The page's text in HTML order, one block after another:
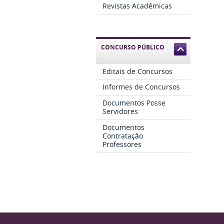
Revistas Acadêmicas
CONCURSO PÚBLICO
Editais de Concursos
Informes de Concursos
Documentos Posse
Servidores
Documentos
Contratação
Professores